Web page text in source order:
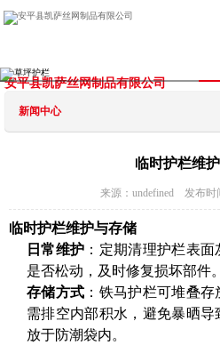
安平县凯萨丝网制品有限公司
新闻中心
临时护栏维
来源：undefined 发布时
临时护栏维护与存储
日常维护 ：定期清理护栏表
是否松动，及时修复损坏部件。
存储方式 ：铁马护栏可堆叠
需排空内部积水，避免暴晒
放于防潮袋内。